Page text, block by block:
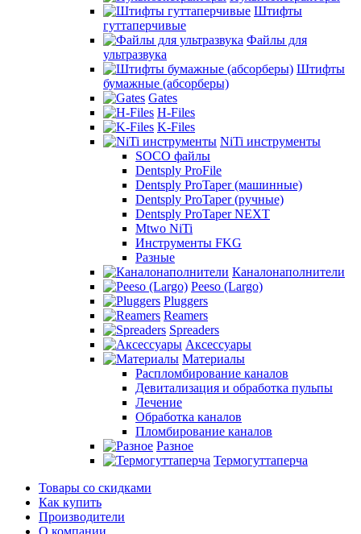
Штифты
гуттаперчивые
Файлы для
ультразвука
Штифты
бумажные (абсорберы)
Gates
H-Files
K-Files
NiTi инструменты
SOCO файлы
Dentsply ProFile
Dentsply ProTaper (машинные)
Dentsply ProTaper (ручные)
Dentsply ProTaper NEXT
Mtwo NiTi
Инструменты FKG
Разные
Каналонаполнители
Peeso (Largo)
Pluggers
Reamers
Spreaders
Аксессуары
Материалы
Распломбирование каналов
Девитализация и обработка пульпы
Лечение
Обработка каналов
Пломбирование каналов
Разное
Термогуттаперча
Товары со скидками
Как купить
Производители
О компании